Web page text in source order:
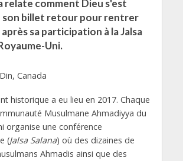
relate comment Dieu s'est
son billet retour pour rentrer
après sa participation à la Jalsa
Uni.
Canada
historique a eu lieu en 2017. Chaque
Musulmane Ahmadiyya du
organise une conférence
(Jalsa Salana) où des dizaines de
Ahmadis ainsi que des